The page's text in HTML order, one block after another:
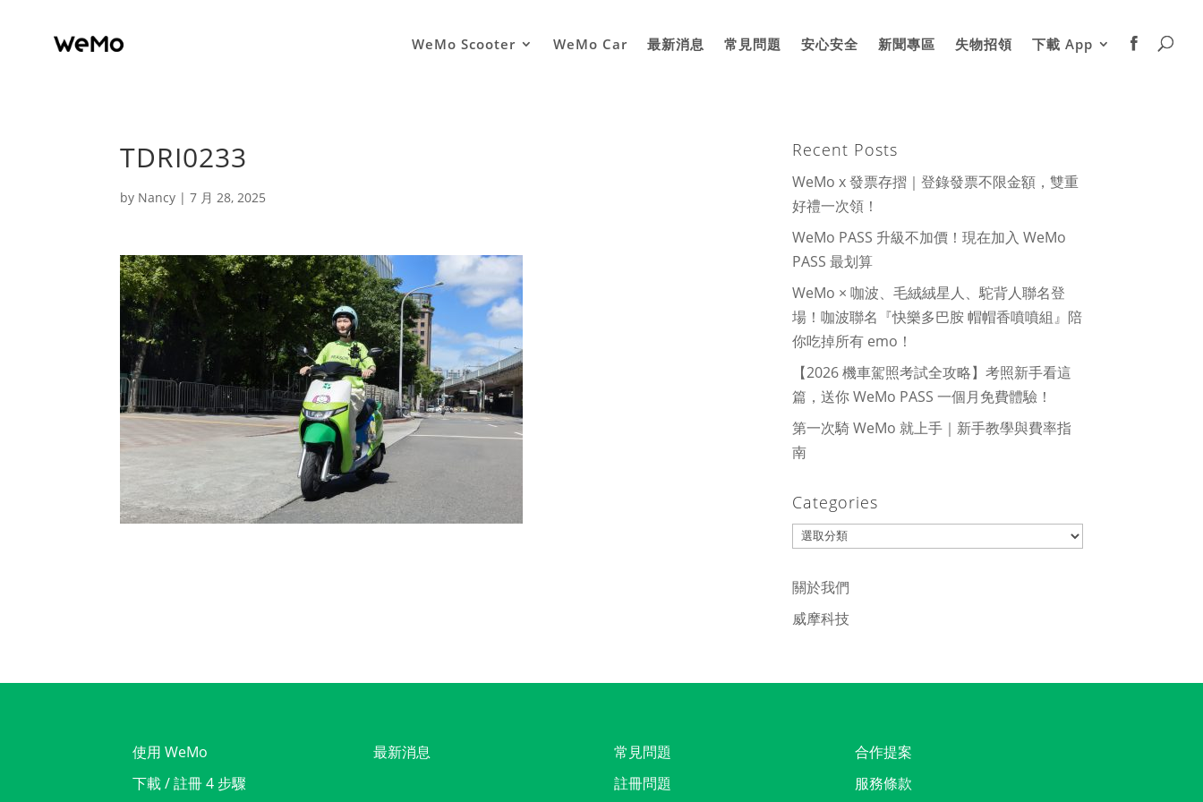
WeMo Scooter WeMo Car 最新消息 常見問題 安心安全 新聞專區 失物招領 下載 App
TDRI0233
by Nancy |7 月 28, 2025
Recent Posts
WeMo x 發票存摺｜登錄發票不限金額，雙重
好禮一次領！
WeMo PASS 升級不加價！現在加入 WeMo
PASS 最划算
WeMo × 咖波、毛絨絨星人、駝背人聯名登
場！咖波聯名『快樂多巴胺 帽帽香噴噴組』陪
你吃掉所有 emo！
【2026 機車駕照考試全攻略】考照新手看這
篇，送你 WeMo PASS 一個月免費體驗！
第一次騎 WeMo 就上手｜新手教學與費率指
南
Categories
Categories
關於我們
威摩科技
使用 WeMo
下載 / 註冊 4 步驟
最新消息
常見問題
註冊問題
合作提案
服務條款